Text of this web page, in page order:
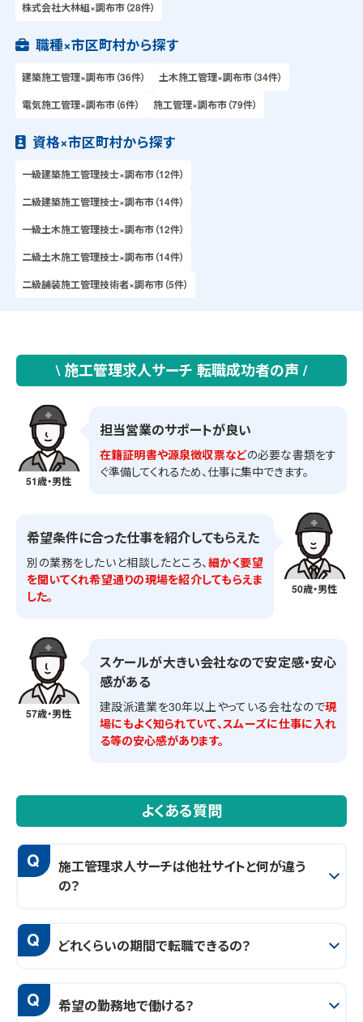
株式会社大林組×調布市（28件）
職種×市区町村から探す
建築施工管理×調布市（36件）
土木施工管理×調布市（34件）
電気施工管理×調布市（6件）
施工管理×調布市（79件）
資格×市区町村から探す
一級建築施工管理技士×調布市（12件）
二級建築施工管理技士×調布市（14件）
一級土木施工管理技士×調布市（12件）
二級土木施工管理技士×調布市（14件）
二級舗装施工管理技術者×調布市（5件）
\ 施工管理求人サーチ 転職成功者の声 /
51歳・男性
担当営業のサポートが良い
在籍証明書や源泉徴収票などの必要な書類をす
ぐ準備してくれるため、仕事に集中できます。
50歳・男性
希望条件に合った仕事を紹介してもらえた
別の業務をしたいと相談したところ、 細かく要望
を聞いてくれ希望通りの現場を紹介してもらえま
した。
57歳・男性
スケールが大きい会社なので安定感・安心
感がある
建設派遣業を30年以上やっている会社なので現
場にもよく知られていて、スムーズに仕事に入れ
る等の安心感があります。
よくある質問
Q
施工管理求人サーチは他社サイトと何が違う
の？
Q どれくらいの期間で転職できるの？
Q 希望の勤務地で働ける？